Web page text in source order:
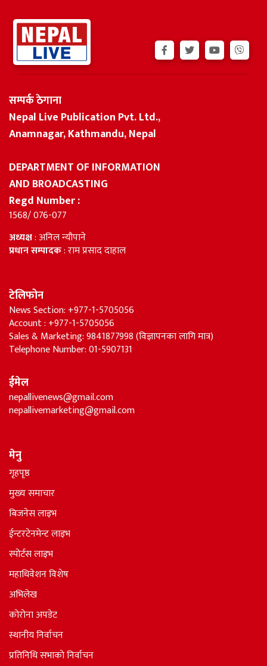
सम्पर्क ठेगाना
Nepal Live Publication Pvt. Ltd.,
Anamnagar, Kathmandu, Nepal
DEPARTMENT OF INFORMATION
AND BROADCASTING
Regd Number :
1568/ 076-077
अध्यक्ष: अनिल न्यौपाने
प्रधान सम्पादक: राम प्रसाद दाहाल
टेलिफोन
News Section: +977-1-5705056
Account : +977-1-5705056
Sales & Marketing: 9841877998 (विज्ञापनका लागि मात्र)
Telephone Number: 01-5907131
ईमेल
nepallivenews@gmail.com
nepallivemarketing@gmail.com
मेनु
गृहपृष्ठ
मुख्य समाचार
बिजनेस लाइभ
ईन्टरटेनमेन्ट लाइभ
स्पोर्टस लाइभ
महाधिवेशन विशेष
अभिलेख
कोरोना अपडेट
स्थानीय निर्वाचन
प्रतिनिधि सभाकाे निर्वाचन